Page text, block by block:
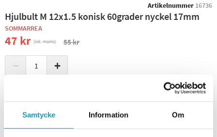
Samtycke Information Om
Artikelnummer 16736
Hjulbult M 12x1.5 konisk 60grader nyckel 17mm
SOMMARREA
47 kr (ink. moms) 55 kr
− +
ONLINELAGER
I LAGER Skickas Omgående
BUTIKSLAGER 0 I LAGER